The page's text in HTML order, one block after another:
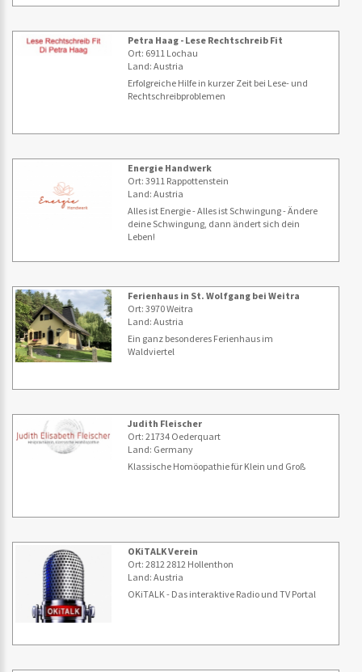
Petra Haag - Lese Rechtschreib Fit
Ort: 6911 Lochau
Land: Austria
Erfolgreiche Hilfe in kurzer Zeit bei Lese- und
Rechtschreibproblemen
Energie Handwerk
Ort: 3911 Rappottenstein
Land: Austria
Alles ist Energie - Alles ist Schwingung - Ändere
deine Schwingung, dann ändert sich dein
Leben!
Ferienhaus in St. Wolfgang bei Weitra
Ort: 3970 Weitra
Land: Austria
Ein ganz besonderes Ferienhaus im
Waldviertel
Judith Fleischer
Ort: 21734 Oederquart
Land: Germany
Klassische Homöopathie für Klein und Groß
OKiTALK Verein
Ort: 2812 2812 Hollenthon
Land: Austria
OKiTALK - Das interaktive Radio und TV Portal